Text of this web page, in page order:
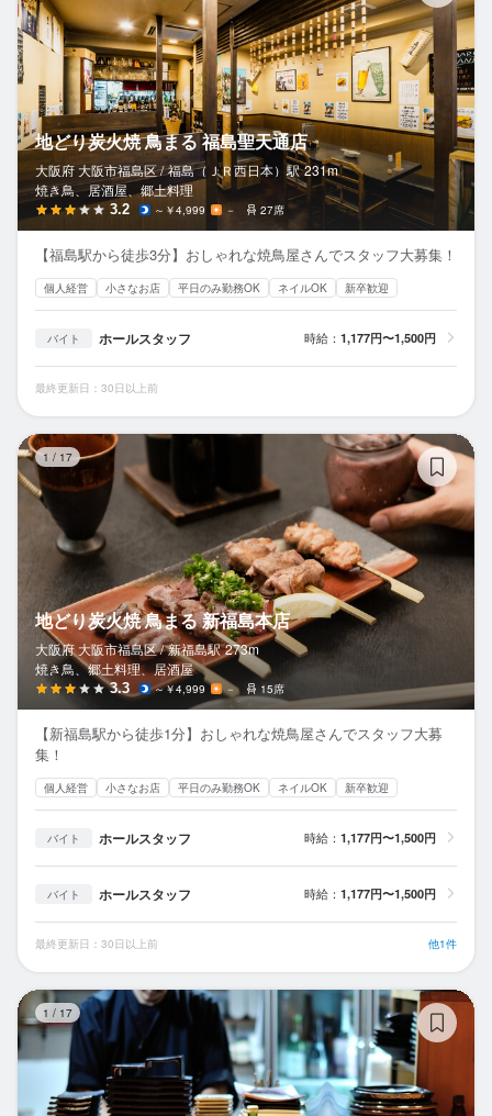
地どり炭火焼 鳥まる 福島聖天通店
大阪府 大阪市福島区 / 福島（ＪＲ西日本）駅 231m
焼き鳥、居酒屋、郷土料理
3.2 ～￥4,999 － 27席
【福島駅から徒歩3分】おしゃれな焼鳥屋さんでスタッフ大募集！
個人経営 小さなお店 平日のみ勤務OK ネイルOK 新卒歓迎
バイト ホールスタッフ 時給： 1,177円〜1,500円
最終更新日：30日以上前
1 / 17
地どり炭火焼 鳥まる 新福島本店
大阪府 大阪市福島区 / 新福島駅 273m
焼き鳥、郷土料理、居酒屋
3.3 ～￥4,999 － 15席
【新福島駅から徒歩1分】おしゃれな焼鳥屋さんでスタッフ大募
集！
個人経営 小さなお店 平日のみ勤務OK ネイルOK 新卒歓迎
バイト ホールスタッフ 時給： 1,177円〜1,500円
バイト ホールスタッフ 時給： 1,177円〜1,500円
最終更新日：30日以上前 他1件
1 / 17